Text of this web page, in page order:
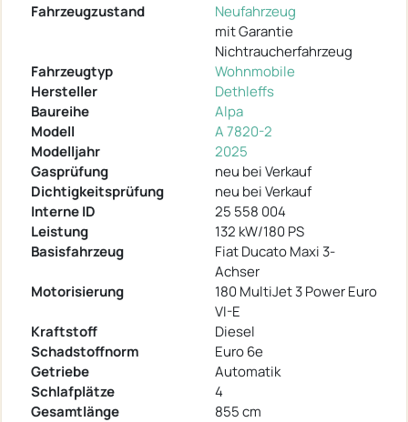
Fahrzeugzustand
Neufahrzeug
mit Garantie
Nichtraucherfahrzeug
Fahrzeugtyp
Wohnmobile
Hersteller
Dethleffs
Baureihe
Alpa
Modell
A 7820-2
Modelljahr
2025
Gasprüfung
neu bei Verkauf
Dichtigkeitsprüfung
neu bei Verkauf
Interne ID
25 558 004
Leistung
132 kW/180 PS
Basisfahrzeug
Fiat Ducato Maxi 3-
Achser
Motorisierung
180 MultiJet 3 Power Euro
VI-E
Kraftstoff
Diesel
Schadstoffnorm
Euro 6e
Getriebe
Automatik
Schlafplätze
4
Gesamtlänge
855 cm